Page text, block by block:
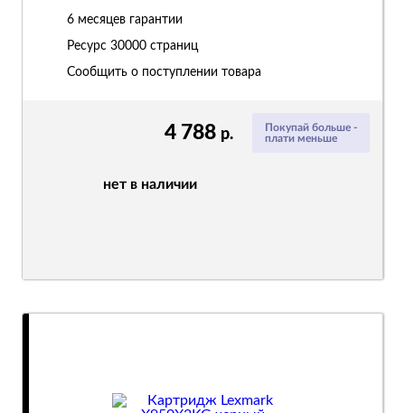
Покупай больше -
плати меньше
4 788 р.
нет в наличии
6 месяцев гарантии
Ресурс 30000 страниц
Сообщить о поступлении товара